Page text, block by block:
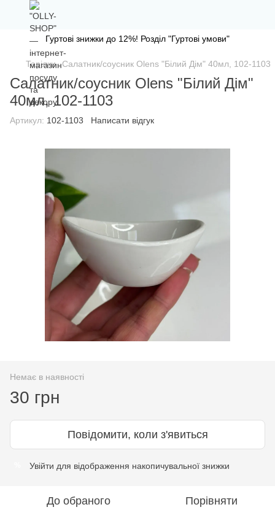
Гуртові знижки до 12%! Розділ "Гуртові умови"
Тарілки Салатник/соусник Olens "Білий Дім" 40мл, 102-1103
Салатник/соусник Olens "Білий Дім"
40мл, 102-1103
Артикул: 102-1103 Написати відгук
Немає в наявності
30 грн
Повідомити, коли з'явиться
Увійти для відображення накопичувальної знижки
До обраного Порівняти